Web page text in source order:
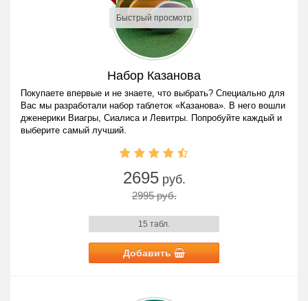
Быстрый просмотр
Набор Казанова
Покупаете впервые и не знаете, что выбрать? Специально для
Вас мы разработали набор таблеток «Казанова». В него вошли
дженерики Виагры, Сиалиса и Левитры. Попробуйте каждый и
выберите самый лучший.
2695руб.
2995 руб.
15 табл.
Добавить